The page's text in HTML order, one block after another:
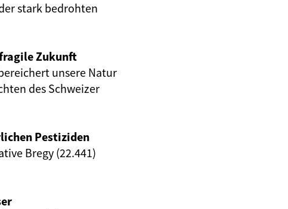
stark bedrohten
Zukunft
unsere Natur
des Schweizer
Pestiziden
Bregy (22.441)